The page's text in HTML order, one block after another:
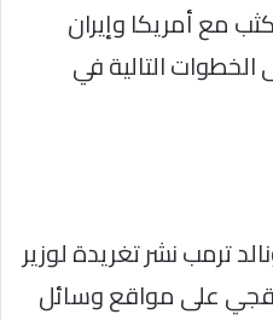
مع أمريكا وإيران
التالية في
ترمب نشر تغريدة لوزير
على مواقع وسائل